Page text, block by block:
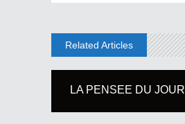
Related Articles
LA PENSEE DU JOUR